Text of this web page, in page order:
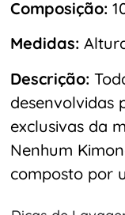
Composição:
Medidas:
Descrição:
desenvolvidas
exclusivas da
Nenhum
composto por